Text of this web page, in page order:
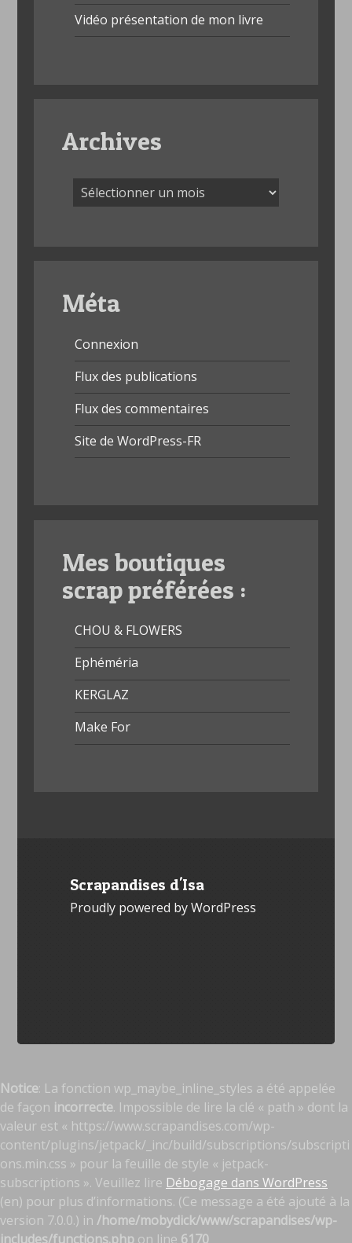
Vidéo présentation de mon livre
Archives
Archives
Méta
Connexion
Flux des publications
Flux des commentaires
Site de WordPress-FR
Mes boutiques
scrap préférées :
CHOU & FLOWERS
Ephéméria
KERGLAZ
Make For
Scrapandises d'Isa
Proudly powered by WordPress
Notice: La fonction wp_maybe_inline_styles a été appelée
de façon incorrecte. Impossible de lire la clé « path » dont la
valeur est « https://www.scrapandises.com/wp-
content/plugins/jetpack/_inc/build/subscriptions/subscripti
ons.min.css » pour la feuille de style « jetpack-
subscriptions ». Veuillez lire Débogage dans WordPress
(en) pour plus d’informations. (Ce message a été ajouté à la
version 7.0.0.) in /home/mobydick/www/scrapandises/wp-
includes/functions.php on line 6170